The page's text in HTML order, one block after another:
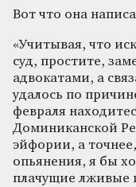
Вот что она
«Учитывая, что
суд, простите,
адвокатами, а
удалось по
февраля
Доминиканской
эйфории, а
опьянения, я бы
плачущие лживые